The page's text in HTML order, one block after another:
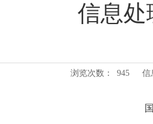
信息处
浏览次数： 945 信